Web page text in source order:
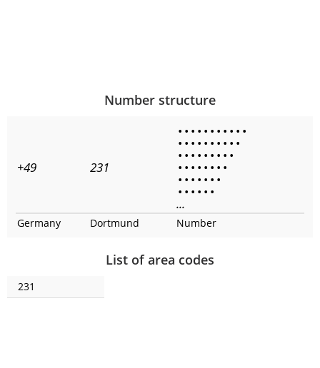
Number structure
+49 231
• • • • • • • • • • •
• • • • • • • • • •
• • • • • • • • •
• • • • • • • •
• • • • • • •
• • • • • •
...
Germany Dortmund Number
List of area codes
231